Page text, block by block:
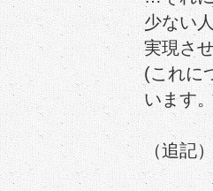
少ない
実現さ
(これに
います
（追記